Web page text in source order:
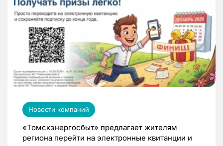
Новости компаний
«Томскэнергосбыт» предлагает жителям
региона перейти на электронные квитанции и